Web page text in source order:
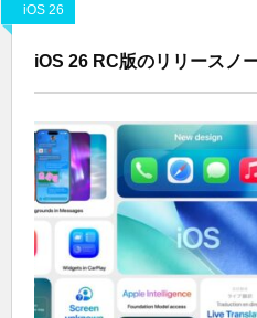
iOS 26
iOS 26 RC版のリリースノ